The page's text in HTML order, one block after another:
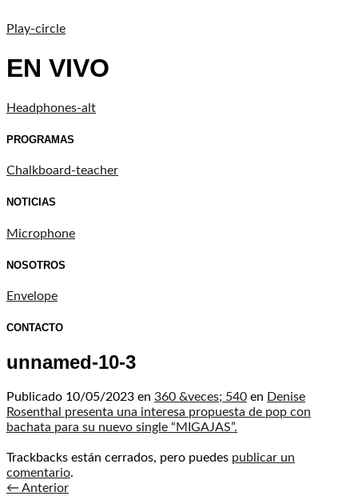
Play-circle
EN VIVO
Headphones-alt
PROGRAMAS
Chalkboard-teacher
NOTICIAS
Microphone
NOSOTROS
Envelope
CONTACTO
unnamed-10-3
Publicado 10/05/2023 en 360 &veces; 540 en Denise
Rosenthal presenta una interesa propuesta de pop con
bachata para su nuevo single “MIGAJAS”.
Trackbacks están cerrados, pero puedes publicar un
comentario.
← Anterior